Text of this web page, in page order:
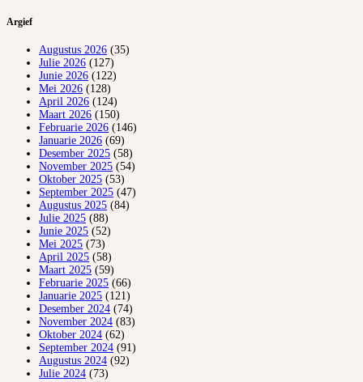
Argief
Augustus 2026 (35)
Julie 2026 (127)
Junie 2026 (122)
Mei 2026 (128)
April 2026 (124)
Maart 2026 (150)
Februarie 2026 (146)
Januarie 2026 (69)
Desember 2025 (58)
November 2025 (54)
Oktober 2025 (53)
September 2025 (47)
Augustus 2025 (84)
Julie 2025 (88)
Junie 2025 (52)
Mei 2025 (73)
April 2025 (58)
Maart 2025 (59)
Februarie 2025 (66)
Januarie 2025 (121)
Desember 2024 (74)
November 2024 (83)
Oktober 2024 (62)
September 2024 (91)
Augustus 2024 (92)
Julie 2024 (73)